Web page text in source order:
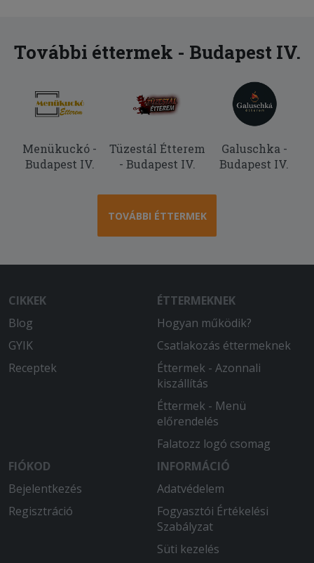
További éttermek - Budapest IV.
Menükuckó -
Budapest IV.
Tüzestál Étterem
- Budapest IV.
Galuschka -
Budapest IV.
TOVÁBBI ÉTTERMEK
CIKKEK
Blog
GYIK
Receptek
ÉTTERMEKNEK
Hogyan működik?
Csatlakozás éttermeknek
Éttermek - Azonnali
kiszállítás
Éttermek - Menü
előrendelés
Falatozz logó csomag
FIÓKOD
Bejelentkezés
Regisztráció
INFORMÁCIÓ
Adatvédelem
Fogyasztói Értékelési
Szabályzat
Süti kezelés